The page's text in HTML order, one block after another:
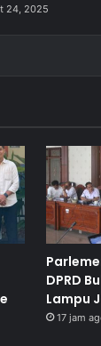
24, 2025
DPRD
Lampu
17 jam